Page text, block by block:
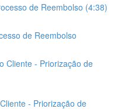
de Reembolso (4:38)
de Reembolso
Cliente - Priorização de
- Priorização de